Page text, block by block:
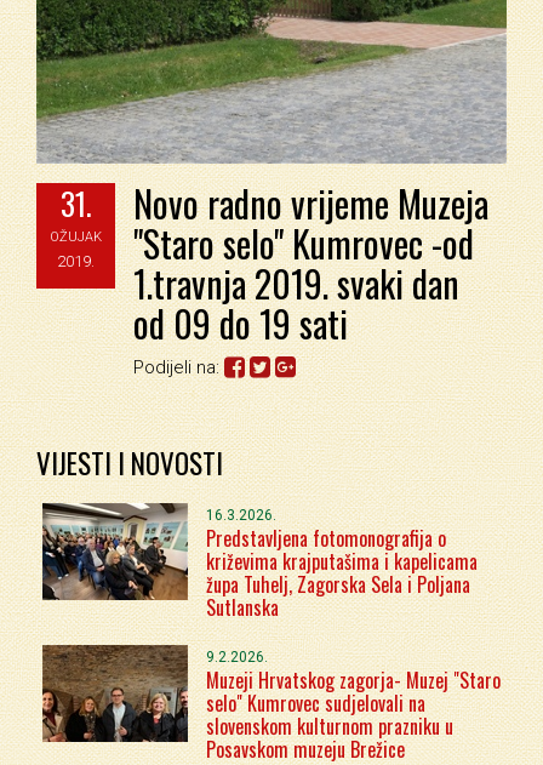
31.
OŽUJAK
2019.
Novo radno vrijeme Muzeja
"Staro selo" Kumrovec -od
1.travnja 2019. svaki dan
od 09 do 19 sati
Podijeli na:
VIJESTI I NOVOSTI
16.3.2026.
Predstavljena fotomonografija o
križevima krajputašima i kapelicama
župa Tuhelj, Zagorska Sela i Poljana
Sutlanska
9.2.2026.
Muzeji Hrvatskog zagorja- Muzej "Staro
selo" Kumrovec sudjelovali na
slovenskom kulturnom prazniku u
Posavskom muzeju Brežice